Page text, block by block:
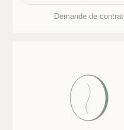
Demande de contrat